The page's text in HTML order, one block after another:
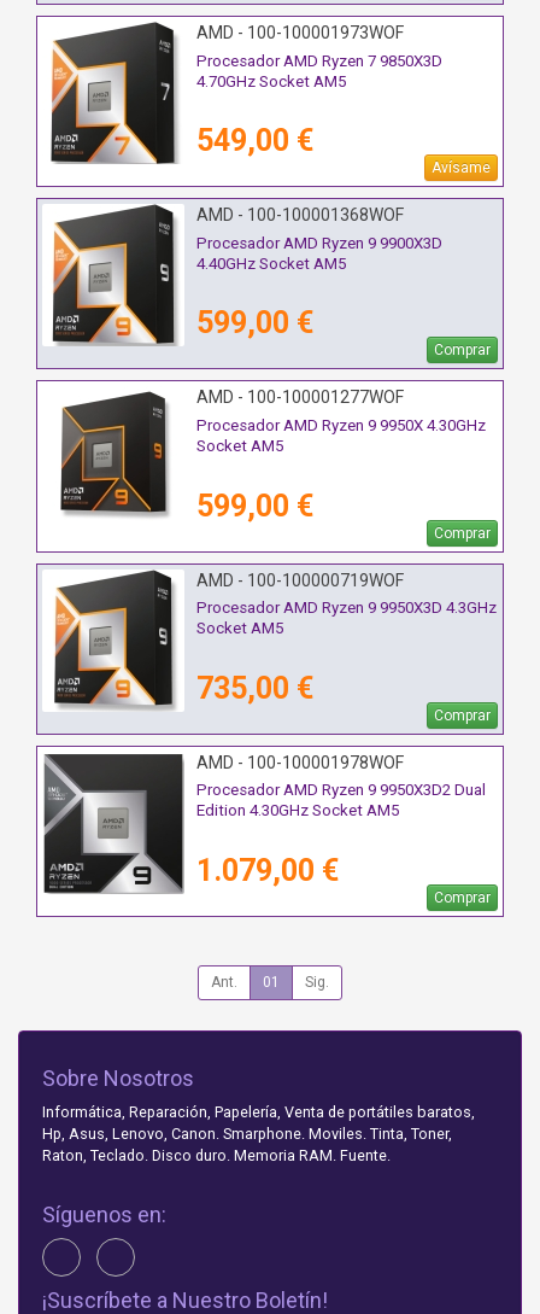
AMD - 100-100001973WOF
Procesador AMD Ryzen 7 9850X3D
4.70GHz Socket AM5
549,00 €
Avísame
AMD - 100-100001368WOF
Procesador AMD Ryzen 9 9900X3D
4.40GHz Socket AM5
599,00 €
Comprar
AMD - 100-100001277WOF
Procesador AMD Ryzen 9 9950X 4.30GHz
Socket AM5
599,00 €
Comprar
AMD - 100-100000719WOF
Procesador AMD Ryzen 9 9950X3D 4.3GHz
Socket AM5
735,00 €
Comprar
AMD - 100-100001978WOF
Procesador AMD Ryzen 9 9950X3D2 Dual
Edition 4.30GHz Socket AM5
1.079,00 €
Comprar
Ant. 01 Sig.
Sobre Nosotros
Informática, Reparación, Papelería, Venta de portátiles baratos,
Hp, Asus, Lenovo, Canon. Smarphone. Moviles. Tinta, Toner,
Raton, Teclado. Disco duro. Memoria RAM. Fuente.
Síguenos en:
¡Suscríbete a Nuestro Boletín!